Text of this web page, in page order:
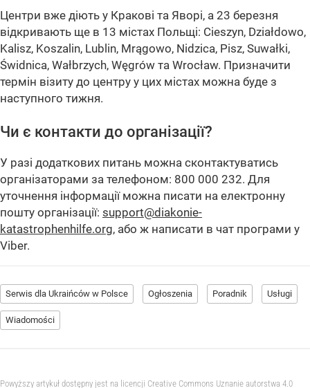
Центри вже діють у Кракові та Яворі, а 23 березня
відкривають ще в 13 містах Польщі: Cieszyn, Działdowo,
Kalisz, Koszalin, Lublin, Mrągowo, Nidzica, Pisz, Suwałki,
Świdnica, Wałbrzych, Węgrów та Wrocław. Призначити
термін візиту до центру у цих містах можна буде з
наступного тижня.
Чи є контакти до організації?
У разі додаткових питань можна сконтактуватись
організаторами за телефоном: 800 000 232. Для
уточнення інформації можна писати на електронну
пошту організації: support@diakonie-
katastrophenhilfe.org, або ж написати в чат програми у
Viber.
Serwis dla Ukraińców w Polsce Ogłoszenia Poradnik Usługi
Wiadomości
Powyższy artykuł dostępny jest na licencji Creative Commons Uznanie autorstwa 4.0